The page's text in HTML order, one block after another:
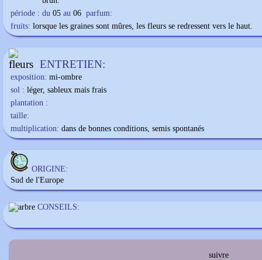
période : du 05 au 06 parfum:
fruits: lorsque les graines sont mûres, les fleurs se redressent vers le haut.
ENTRETIEN:
exposition: mi-ombre
sol : léger, sableux mais frais
plantation :
taille:
multiplication: dans de bonnes conditions, semis spontanés
ORIGINE:
Sud de l'Europe
CONSEILS:
suivre